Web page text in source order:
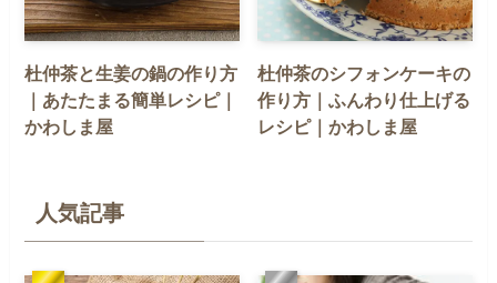
杜仲茶と生姜の鍋の作り方
｜あたたまる簡単レシピ｜
かわしま屋
杜仲茶のシフォンケーキの
作り方｜ふんわり仕上げる
レシピ｜かわしま屋
人気記事